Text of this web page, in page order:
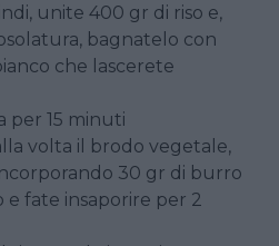
unite 400 gr di riso e,
bagnatelo con
che lascerete
per 15 minuti
volta il brodo vegetale,
30 gr di burro
e fate insaporire per 2